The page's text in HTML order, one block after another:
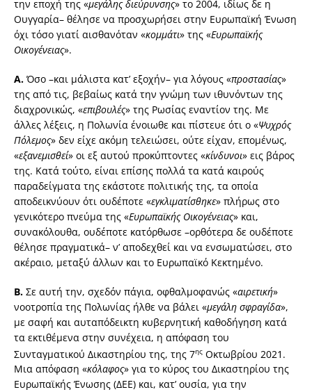
την εποχή της «μεγάλης διεύρυνσης» το 2004, ιδίως δε η
Ουγγαρία– θέλησε να προσχωρήσει στην Ευρωπαϊκή Ένωση
όχι τόσο γιατί αισθανόταν «κομμάτι» της «Ευρωπαϊκής
Οικογένειας».
Α. Όσο –και μάλιστα κατ’ εξοχήν– για λόγους «προστασίας»
της από τις, βεβαίως κατά την γνώμη των ιθυνόντων της
διαχρονικώς, «επιβουλές» της Ρωσίας εναντίον της. Με
άλλες λέξεις, η Πολωνία ένοιωθε και πίστευε ότι ο «Ψυχρός
Πόλεμος» δεν είχε ακόμη τελειώσει, ούτε είχαν, επομένως,
«εξανεμισθεί» οι εξ αυτού προκύπτοντες «κίνδυνοι» εις βάρος
της. Κατά τούτο, είναι επίσης πολλά τα κατά καιρούς
παραδείγματα της εκάστοτε πολιτικής της, τα οποία
αποδεικνύουν ότι ουδέποτε «εγκλιματίσθηκε» πλήρως στο
γενικότερο πνεύμα της «Ευρωπαϊκής Οικογένειας» και,
συνακόλουθα, ουδέποτε κατόρθωσε –ορθότερα δε ουδέποτε
θέλησε πραγματικά– ν’ αποδεχθεί και να ενσωματώσει, στο
ακέραιο, μεταξύ άλλων και το Ευρωπαϊκό Κεκτημένο.
Β. Σε αυτή την, σχεδόν πάγια, οφθαλμοφανώς «αιρετική»
νοοτροπία της Πολωνίας ήλθε να βάλει «μεγάλη σφραγίδα»,
με σαφή και αυταπόδεικτη κυβερνητική καθοδήγηση κατά
τα εκτιθέμενα στην συνέχεια, η απόφαση του
Συνταγματικού Δικαστηρίου της, της 7ης Οκτωβρίου 2021.
Μια απόφαση «κόλαφος» για το κύρος του Δικαστηρίου της
Ευρωπαϊκής Ένωσης (ΔΕΕ) και, κατ’ ουσία, για την